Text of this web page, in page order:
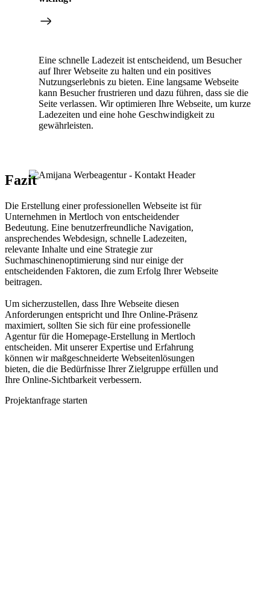
Eine schnelle Ladezeit ist entscheidend, um Besucher
auf Ihrer Webseite zu halten und ein positives
Nutzungserlebnis zu bieten. Eine langsame Webseite
kann Besucher frustrieren und dazu führen, dass sie die
Seite verlassen. Wir optimieren Ihre Webseite, um kurze
Ladezeiten und eine hohe Geschwindigkeit zu
gewährleisten.
Fazit
Die Erstellung einer professionellen Webseite ist für
Unternehmen in Mertloch von entscheidender
Bedeutung. Eine benutzerfreundliche Navigation,
ansprechendes Webdesign, schnelle Ladezeiten,
relevante Inhalte und eine Strategie zur
Suchmaschinenoptimierung sind nur einige der
entscheidenden Faktoren, die zum Erfolg Ihrer Webseite
beitragen.
Um sicherzustellen, dass Ihre Webseite diesen
Anforderungen entspricht und Ihre Online-Präsenz
maximiert, sollten Sie sich für eine professionelle
Agentur für die Homepage-Erstellung in Mertloch
entscheiden. Mit unserer Expertise und Erfahrung
können wir maßgeschneiderte Webseitenlösungen
bieten, die die Bedürfnisse Ihrer Zielgruppe erfüllen und
Ihre Online-Sichtbarkeit verbessern.
Projektanfrage starten